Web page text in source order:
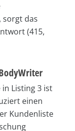
das
(415,
Listing 3 ist
einen
Kundenliste